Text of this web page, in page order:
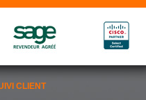
CLIENT